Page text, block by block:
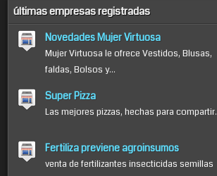
últimas empresas registradas
Novedades Mujer Virtuosa
Mujer Virtuosa le ofrece Vestidos, Blusas,
faldas, Bolsos y...
Super Pizza
Las mejores pizzas, hechas para compartir.
Fertiliza previene agroinsumos
venta de fertilizantes insecticidas semillas